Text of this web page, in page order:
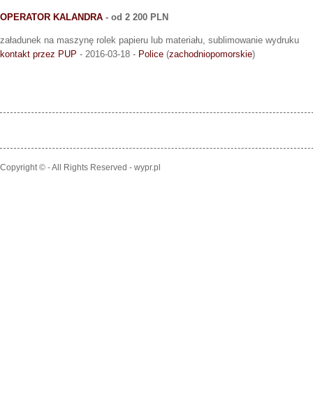
OPERATOR KALANDRA - od 2 200 PLN
załadunek na maszynę rolek papieru lub materiału, sublimowanie wydruku
kontakt przez PUP - 2016-03-18 - Police (zachodniopomorskie)
Copyright © - All Rights Reserved - wypr.pl